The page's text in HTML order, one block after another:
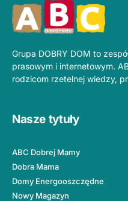
Grupa DOBRY DOM to
prasowym i internetowym.
rodzicom rzetelnej wiedzy,
Nasze tytuły
ABC Dobrej Mamy
Dobra Mama
Domy Energooszczędne
Nowy Magazyn